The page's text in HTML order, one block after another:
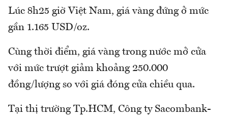
Lúc 8h25 giờ Việt Nam, giá vàng đứng ở mức
gần 1.165 USD/oz.
Cùng thời điểm, giá vàng trong nước mở cửa
với mức trượt giảm khoảng 250.000
đồng/lượng so với giá đóng cửa chiều qua.
Tại thị trường Tp.HCM, Công ty Sacombank-